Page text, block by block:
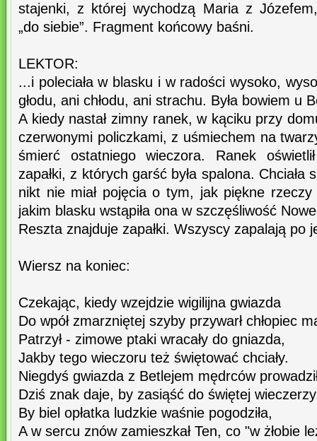
stajenki, z której wychodzą Maria z
„do siebie”. Fragment końcowy baśni.
LEKTOR:
...i poleciała w blasku i w radości wysoko,
głodu, ani chłodu, ani strachu. Była bowiem u
A kiedy nastał zimny ranek, w kąciku przy
czerwonymi policzkami, z uśmiechem na
śmierć ostatniego wieczora. Ranek
zapałki, z których garść była spalona. Chciała
nikt nie miał pojęcia o tym, jak piękne rzeczy
jakim blasku wstąpiła ona w szczęśliwość
Reszta znajduje zapałki. Wszyscy zapalają po
Wiersz na koniec:
Czekając, kiedy wzejdzie wigilijna gwiazda
Do wpół zmarzniętej szyby przywarł chłopiec
Patrzył - zimowe ptaki wracały do gniazda,
Jakby tego wieczoru też świętować chciały.
Niegdyś gwiazda z Betlejem mędrców
Dziś znak daje, by zasiąść do świętej
By biel opłatka ludzkie waśnie pogodziła,
A w sercu znów zamieszkał Ten, co "w żłobie